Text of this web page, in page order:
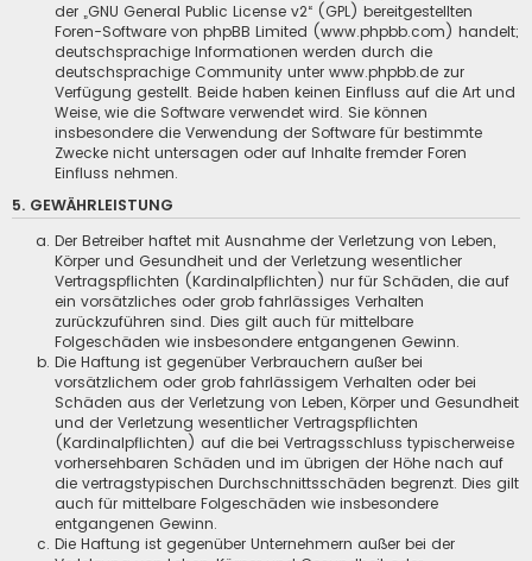
der „GNU General Public License v2“ (GPL) bereitgestellten
Foren-Software von phpBB Limited (www.phpbb.com) handelt;
deutschsprachige Informationen werden durch die
deutschsprachige Community unter www.phpbb.de zur
Verfügung gestellt. Beide haben keinen Einfluss auf die Art und
Weise, wie die Software verwendet wird. Sie können
insbesondere die Verwendung der Software für bestimmte
Zwecke nicht untersagen oder auf Inhalte fremder Foren
Einfluss nehmen.
5. GEWÄHRLEISTUNG
Der Betreiber haftet mit Ausnahme der Verletzung von Leben,
Körper und Gesundheit und der Verletzung wesentlicher
Vertragspflichten (Kardinalpflichten) nur für Schäden, die auf
ein vorsätzliches oder grob fahrlässiges Verhalten
zurückzuführen sind. Dies gilt auch für mittelbare
Folgeschäden wie insbesondere entgangenen Gewinn.
Die Haftung ist gegenüber Verbrauchern außer bei
vorsätzlichem oder grob fahrlässigem Verhalten oder bei
Schäden aus der Verletzung von Leben, Körper und Gesundheit
und der Verletzung wesentlicher Vertragspflichten
(Kardinalpflichten) auf die bei Vertragsschluss typischerweise
vorhersehbaren Schäden und im übrigen der Höhe nach auf
die vertragstypischen Durchschnittsschäden begrenzt. Dies gilt
auch für mittelbare Folgeschäden wie insbesondere
entgangenen Gewinn.
Die Haftung ist gegenüber Unternehmern außer bei der